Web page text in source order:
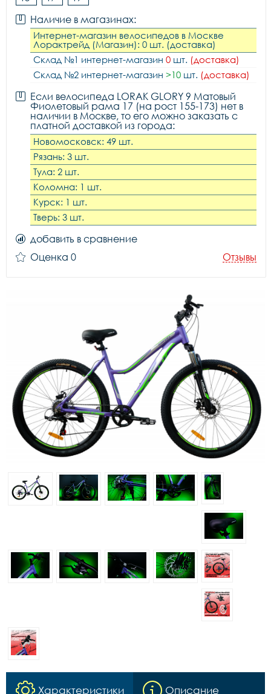
Наличие в магазинах:
Интернет-магазин велосипедов в Москве
Лорактрейд (Магазин): 0 шт. (доставка)
Склад №1 интернет-магазин 0 шт. (доставка)
Склад №2 интернет-магазин >10 шт. (доставка)
Если велосипеда LORAK GLORY 9 Матовый
Фиолетовый рама 17 (на рост 155-173) нет в
наличии в Москве, то его можно заказать с
платной доставкой из города:
Новомосковск: 49 шт.
Рязань: 3 шт.
Тула: 2 шт.
Коломна: 1 шт.
Курск: 1 шт.
Тверь: 3 шт.
добавить в сравнение
Оценка 0
Отзывы
Характеристики Описание